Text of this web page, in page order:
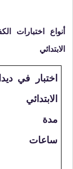
أنواع اختبارات
الابتدائي
اختبار في
الابتدائي
مدة
ساعات